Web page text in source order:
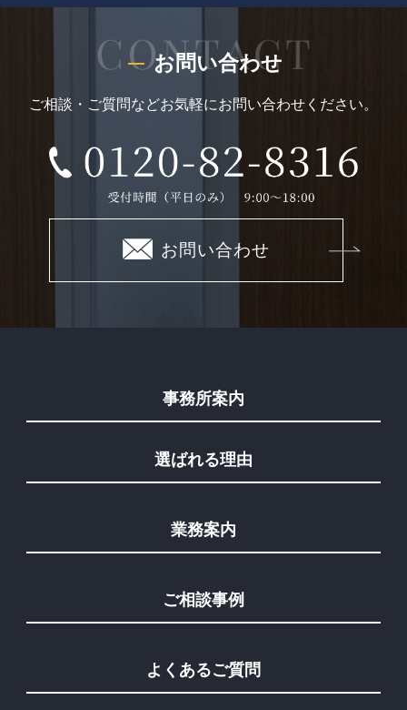
お問い合わせ
ご相談・ご質問などお気軽にお問い合わせください。
お問い合わせ
事務所案内
選ばれる理由
業務案内
ご相談事例
よくあるご質問